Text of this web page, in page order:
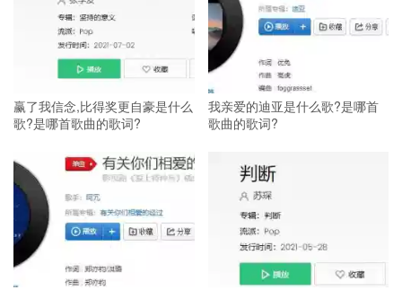
赢了我信念,比得奖更自豪是什么
歌?是哪首歌曲的歌词?
我亲爱的迪亚是什么歌?是哪首
歌曲的歌词?